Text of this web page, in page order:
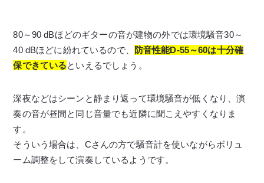
80～90 dBほどのギターの音が建物の外では環境騒音30～
40 dBほどに紛れているので、
防音性能D-55～60は十分確
保できているといえるでしょう。
深夜などはシーンと静まり返って環境騒音が低くなり、演
奏の音が昼間と同じ音量でも近隣に聞こえやすくなりま
す。
そういう場合は、Cさんの方で騒音計を使いながらボリュ
ーム調整をして演奏しているようです。